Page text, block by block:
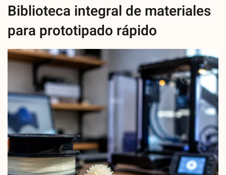
Biblioteca integral de materiales
para prototipado rápido